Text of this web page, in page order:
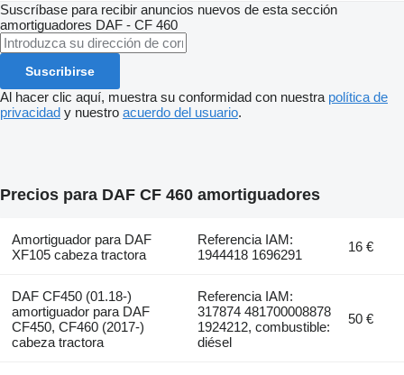
Suscríbase para recibir anuncios nuevos de esta sección
amortiguadores DAF - CF 460
Suscribirse
Al hacer clic aquí, muestra su conformidad con nuestra política de
privacidad y nuestro acuerdo del usuario.
Precios para DAF CF 460 amortiguadores
Amortiguador para DAF
XF105 cabeza tractora
Referencia IAM:
1944418 1696291
16 €
DAF CF450 (01.18-)
amortiguador para DAF
CF450, CF460 (2017-)
cabeza tractora
Referencia IAM:
317874 481700008878
1924212, combustible:
diésel
50 €